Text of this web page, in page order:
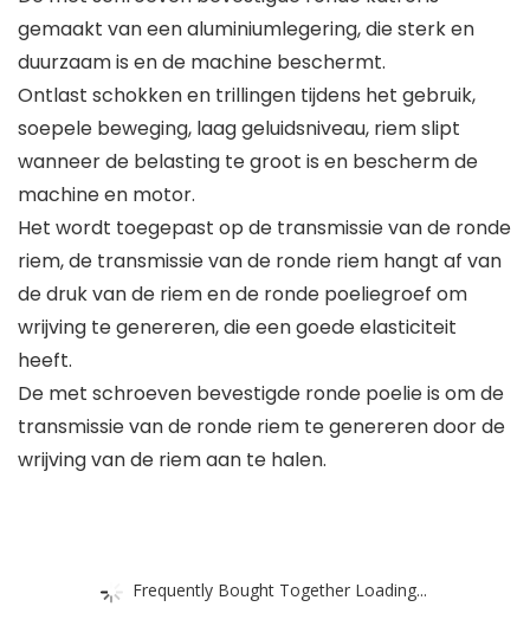
gemaakt van een aluminiumlegering, die sterk en
duurzaam is en de machine beschermt.
Ontlast schokken en trillingen tijdens het gebruik,
soepele beweging, laag geluidsniveau, riem slipt
wanneer de belasting te groot is en bescherm de
machine en motor.
Het wordt toegepast op de transmissie van de ronde
riem, de transmissie van de ronde riem hangt af van
de druk van de riem en de ronde poeliegroef om
wrijving te genereren, die een goede elasticiteit
heeft.
De met schroeven bevestigde ronde poelie is om de
transmissie van de ronde riem te genereren door de
wrijving van de riem aan te halen.
Frequently Bought Together Loading...